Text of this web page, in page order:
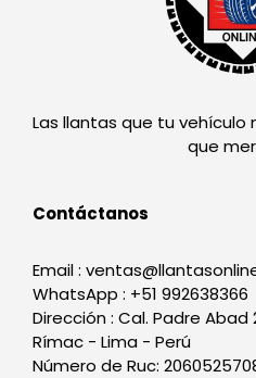
Las llantas que tu vehículo
que
Contáctanos
Email :
WhatsApp : +51 992638366
Dirección : Cal. Padre Abad
Rímac - Lima - Perú
Número de Ruc: